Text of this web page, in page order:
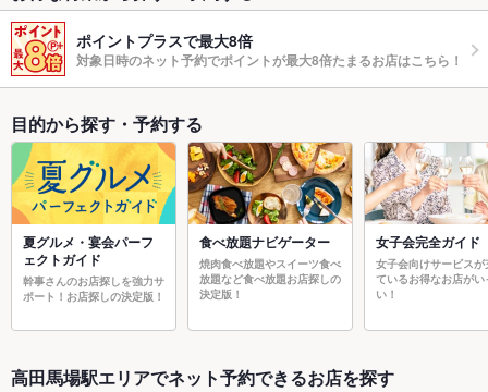
ポイントプラスで最大8倍
対象日時のネット予約でポイントが最大8倍たまるお店はこちら！
目的から探す・予約する
夏グルメ・宴会パーフ
ェクトガイド
幹事さんのお店探しを強力サ
ポート！お店探しの決定版！
食べ放題ナビゲーター
焼肉食べ放題やスイーツ食べ
放題など食べ放題お店探しの
決定版！
女子会完全ガイド
女子会向けサービスが
ているお得なお店がい
い！
高田馬場駅エリアでネット予約できるお店を探す